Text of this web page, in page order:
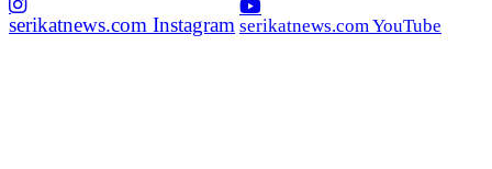
serikatnews.com Instagram serikatnews.com YouTube